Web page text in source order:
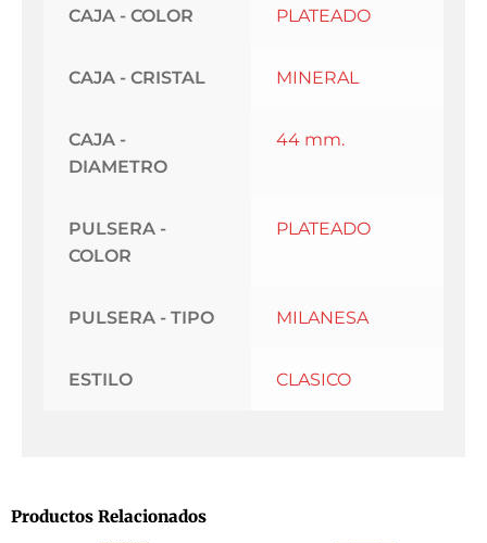
CAJA - COLOR PLATEADO
CAJA - CRISTAL MINERAL
CAJA -
DIAMETRO
44 mm.
PULSERA -
COLOR
PLATEADO
PULSERA - TIPO MILANESA
ESTILO CLASICO
Productos Relacionados